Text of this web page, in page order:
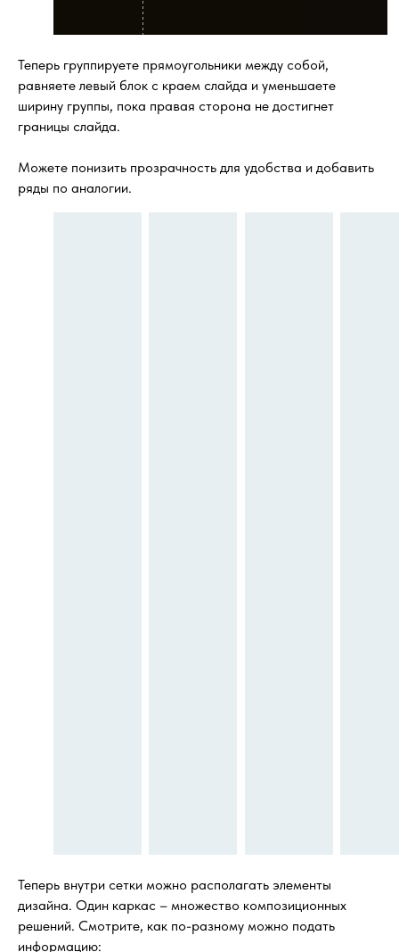
Теперь группируете прямоугольники между собой,
равняете левый блок с краем слайда и уменьшаете
ширину группы, пока правая сторона не достигнет
границы слайда.
Можете понизить прозрачность для удобства и добавить
ряды по аналогии.
Теперь внутри сетки можно располагать элементы
дизайна. Один каркас – множество композиционных
решений. Смотрите, как по-разному можно подать
информацию: